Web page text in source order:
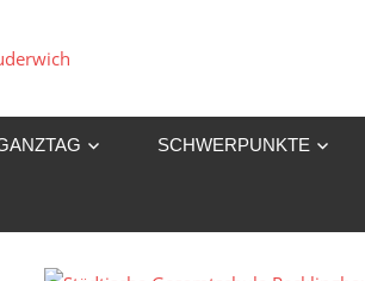
Gesamtschule
Suderwich
SCHWERPUNKTE